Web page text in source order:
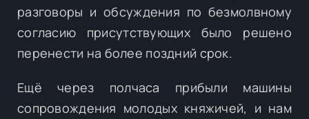
разговоры и обсуждения по безмолвному
согласию присутствующих было решено
перенести на более поздний срок.
Ещё через полчаса прибыли машины
сопровождения молодых княжичей, и нам